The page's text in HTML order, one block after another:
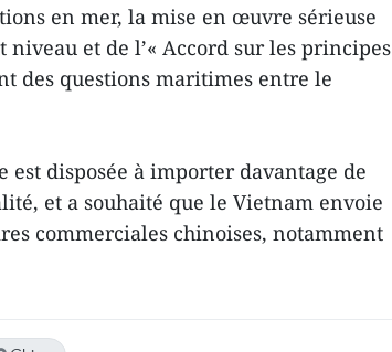
en mer, la mise en œuvre sérieuse
niveau et de l’« Accord sur les principes
des questions maritimes entre le
disposée à importer davantage de
et a souhaité que le Vietnam envoie
commerciales chinoises, notamment